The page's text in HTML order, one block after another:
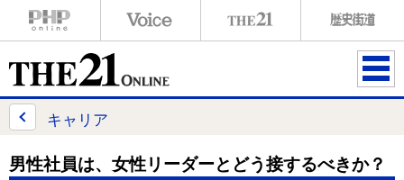
ME
キャリア
男性社員は、女性リーダーとどう接するべきか？